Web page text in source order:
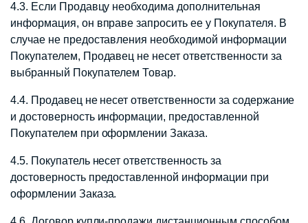
4.3. Если Продавцу необходима дополнительная
информация, он вправе запросить ее у Покупателя. В
случае не предоставления необходимой информации
Покупателем, Продавец не несет ответственности за
выбранный Покупателем Товар.
4.4. Продавец не несет ответственности за содержание
и достоверность информации, предоставленной
Покупателем при оформлении Заказа.
4.5. Покупатель несет ответственность за
достоверность предоставленной информации при
оформлении Заказа.